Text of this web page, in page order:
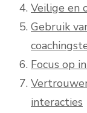
Veilige en
Gebruik
Focus op
interacties